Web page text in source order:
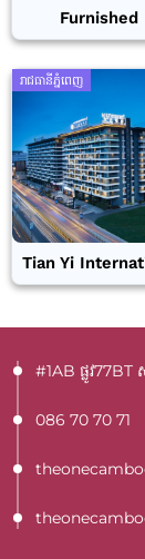
Furnished
រាជធានីភ្នំពេញ
Tian Yi
#1AB ផ្លូវ77BT​
086 70 70 71